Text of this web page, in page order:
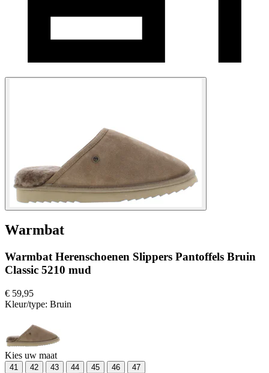
Warmbat
Warmbat Herenschoenen Slippers Pantoffels Bruin
Classic 5210 mud
€ 59,95
Kleur/type: Bruin
Kies uw maat
41 42 43 44 45 46 47